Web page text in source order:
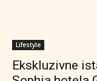
Lifestyle
Ekskluzivne